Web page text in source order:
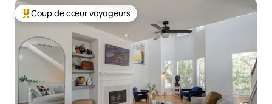
Coup de cœur voyageurs parmi les plus aimés
Coup de cœur voyageurs